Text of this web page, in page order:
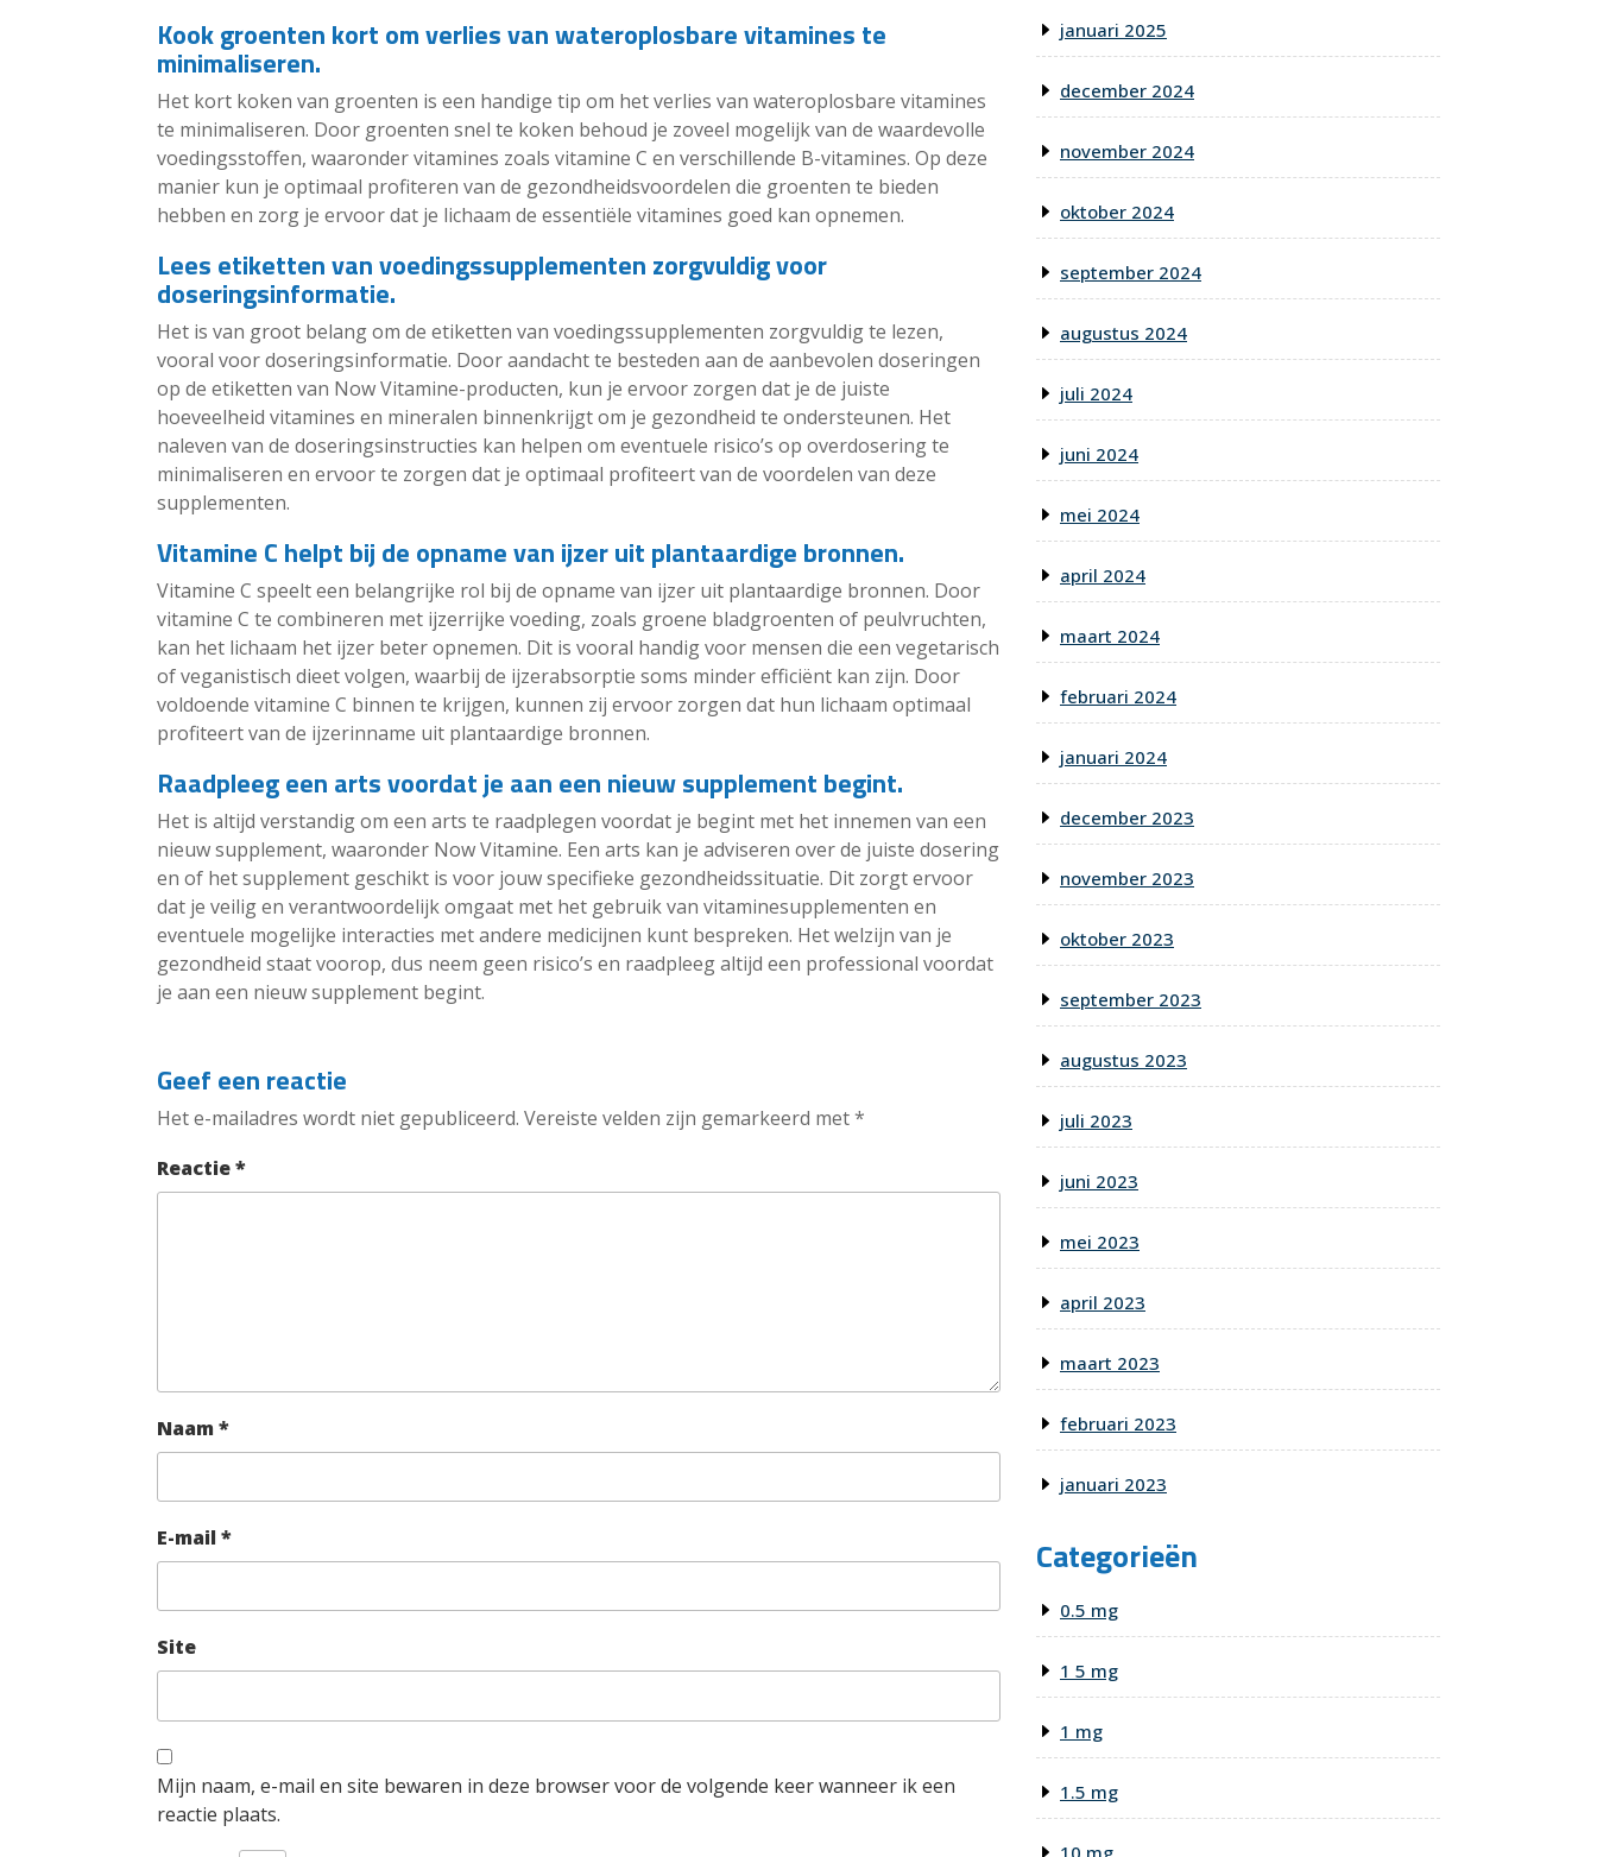
Kook groenten kort om verlies van wateroplosbare vitamines te
minimaliseren.
Het kort koken van groenten is een handige tip om het verlies van wateroplosbare vitamines
te minimaliseren. Door groenten snel te koken behoud je zoveel mogelijk van de waardevolle
voedingsstoffen, waaronder vitamines zoals vitamine C en verschillende B-vitamines. Op deze
manier kun je optimaal profiteren van de gezondheidsvoordelen die groenten te bieden
hebben en zorg je ervoor dat je lichaam de essentiële vitamines goed kan opnemen.
Lees etiketten van voedingssupplementen zorgvuldig voor
doseringsinformatie.
Het is van groot belang om de etiketten van voedingssupplementen zorgvuldig te lezen,
vooral voor doseringsinformatie. Door aandacht te besteden aan de aanbevolen doseringen
op de etiketten van Now Vitamine-producten, kun je ervoor zorgen dat je de juiste
hoeveelheid vitamines en mineralen binnenkrijgt om je gezondheid te ondersteunen. Het
naleven van de doseringsinstructies kan helpen om eventuele risico’s op overdosering te
minimaliseren en ervoor te zorgen dat je optimaal profiteert van de voordelen van deze
supplementen.
Vitamine C helpt bij de opname van ijzer uit plantaardige bronnen.
Vitamine C speelt een belangrijke rol bij de opname van ijzer uit plantaardige bronnen. Door
vitamine C te combineren met ijzerrijke voeding, zoals groene bladgroenten of peulvruchten,
kan het lichaam het ijzer beter opnemen. Dit is vooral handig voor mensen die een vegetarisch
of veganistisch dieet volgen, waarbij de ijzerabsorptie soms minder efficiënt kan zijn. Door
voldoende vitamine C binnen te krijgen, kunnen zij ervoor zorgen dat hun lichaam optimaal
profiteert van de ijzerinname uit plantaardige bronnen.
Raadpleeg een arts voordat je aan een nieuw supplement begint.
Het is altijd verstandig om een arts te raadplegen voordat je begint met het innemen van een
nieuw supplement, waaronder Now Vitamine. Een arts kan je adviseren over de juiste dosering
en of het supplement geschikt is voor jouw specifieke gezondheidssituatie. Dit zorgt ervoor
dat je veilig en verantwoordelijk omgaat met het gebruik van vitaminesupplementen en
eventuele mogelijke interacties met andere medicijnen kunt bespreken. Het welzijn van je
gezondheid staat voorop, dus neem geen risico’s en raadpleeg altijd een professional voordat
je aan een nieuw supplement begint.
Geef een reactie
Het e-mailadres wordt niet gepubliceerd. Vereiste velden zijn gemarkeerd met*
Reactie*
Naam *
E-mail *
Site
Mijn naam, e-mail en site bewaren in deze browser voor de volgende keer wanneer ik een
reactie plaats.
januari 2025
december 2024
november 2024
oktober 2024
september 2024
augustus 2024
juli 2024
juni 2024
mei 2024
april 2024
maart 2024
februari 2024
januari 2024
december 2023
november 2023
oktober 2023
september 2023
augustus 2023
juli 2023
juni 2023
mei 2023
april 2023
maart 2023
februari 2023
januari 2023
Categorieën
0.5 mg
1 5 mg
1 mg
1.5 mg
10 mg